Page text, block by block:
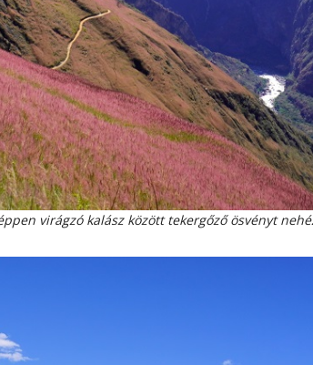
virágzó kalász között tekergőző ösvényt